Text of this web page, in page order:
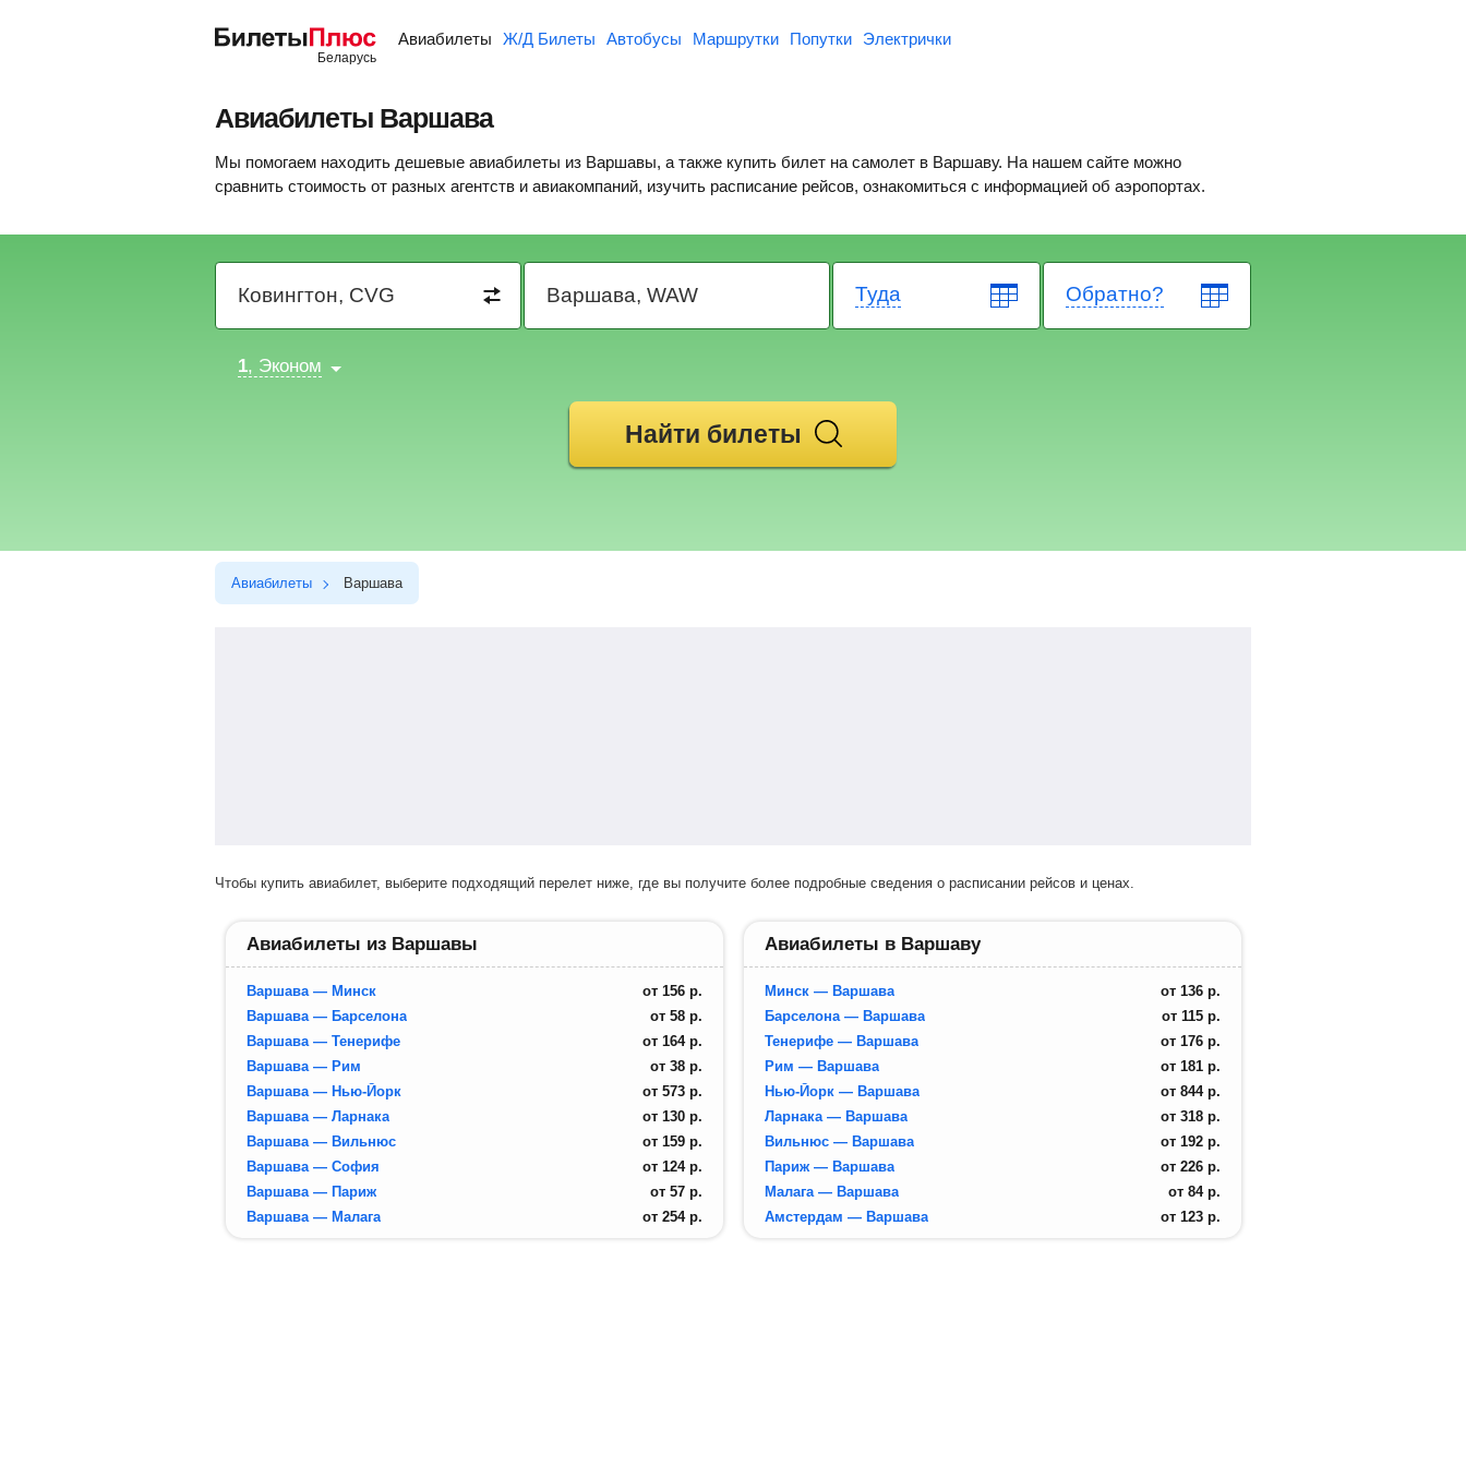
Авиабилеты Ж/Д Билеты Автобусы Маршрутки Попутки Электрички
Авиабилеты Варшава
Мы помогаем находить дешевые авиабилеты из Варшавы, а также купить билет на самолет в Варшаву. На нашем сайте можно
сравнить стоимость от разных агентств и авиакомпаний, изучить расписание рейсов, ознакомиться с информацией об аэропортах.
Туда Обратно?
1, Эконом
Найти билеты
Авиабилеты Варшава
Чтобы купить авиабилет, выберите подходящий перелет ниже, где вы получите более подробные сведения о расписании рейсов и ценах.
Авиабилеты из Варшавы
Варшава — Минск от 156 р.
Варшава — Барселона
от 58 р.
Варшава — Тенерифе
от 164 р.
Варшава — Рим
от 38 р.
Варшава — Нью-Йорк
от 573 р.
Варшава — Ларнака
от 130 р.
Варшава — Вильнюс
от 159 р.
Варшава — София
от 124 р.
Варшава — Париж
от 57 р.
Варшава — Малага
от 254 р.
Авиабилеты в Варшаву
Минск — Варшава от 136 р.
Барселона — Варшава
от 115 р.
Тенерифе — Варшава
от 176 р.
Рим — Варшава
от 181 р.
Нью-Йорк — Варшава
от 844 р.
Ларнака — Варшава
от 318 р.
Вильнюс — Варшава
от 192 р.
Париж — Варшава
от 226 р.
Малага — Варшава
от 84 р.
Амстердам — Варшава
от 123 р.